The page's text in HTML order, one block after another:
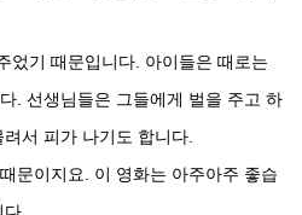
었기 때문입니다. 아이들은 때로는
. 선생님들은 그들에게 벌을 주고 하
서 피가 나기도 합니다.
문이지요. 이 영화는 아주아주 좋습